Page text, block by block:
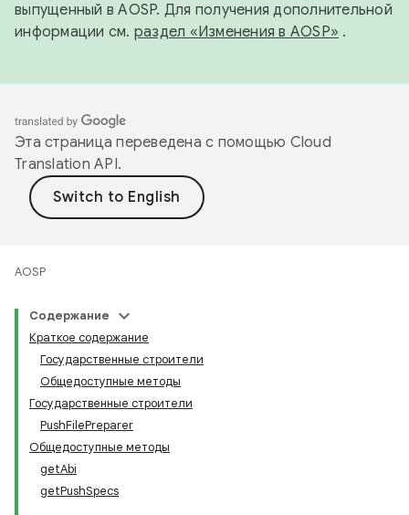
выпущенный в AOSP. Для получения дополнительной
информации см. раздел «Изменения в AOSP» .
Эта страница переведена с помощью Cloud
Translation API.
AOSP
Содержание
Краткое содержание
Государственные строители
Общедоступные методы
Государственные строители
PushFilePreparer
Общедоступные методы
getAbi
getPushSpecs